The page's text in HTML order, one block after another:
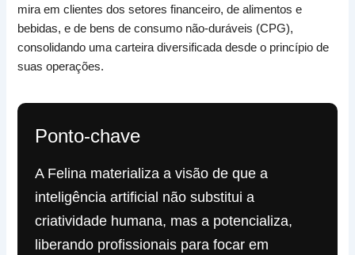
mira em clientes dos setores financeiro, de alimentos e
bebidas, e de bens de consumo não-duráveis (CPG),
consolidando uma carteira diversificada desde o princípio de
suas operações.
Ponto-chave
A Felina materializa a visão de que a
inteligência artificial não substitui a
criatividade humana, mas a potencializa,
liberando profissionais para focar em